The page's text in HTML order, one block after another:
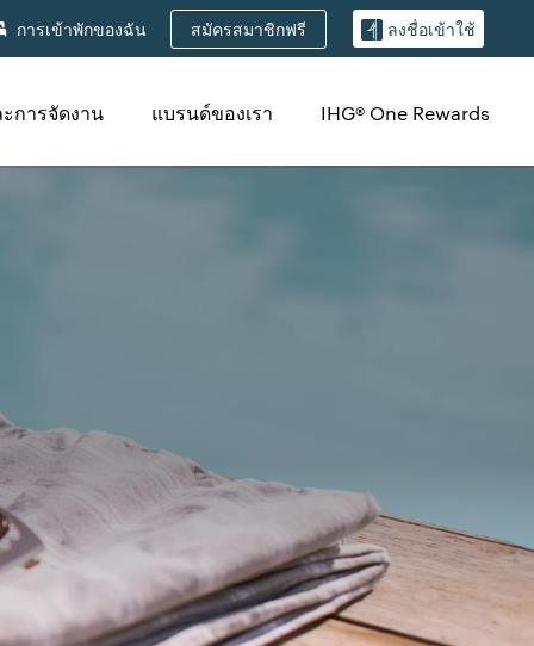
การเข้าพักของฉัน สมัครสมาชิกฟรี ลงชื่อเข้าใช้
การจัดงาน แบรนด์ของเรา IHG® One Rewards